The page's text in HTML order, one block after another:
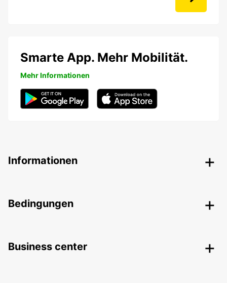
Smarte App. Mehr Mobilität.
Mehr Informationen
Informationen
Bedingungen
Business center